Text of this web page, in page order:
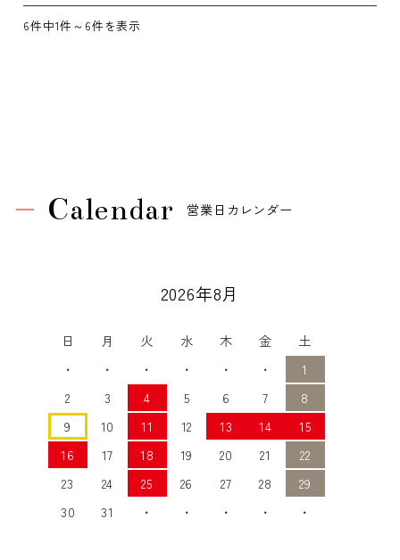
6件中1件～6件を表示
Calendar 営業日カレンダー
2026年8月
日 月 火 水 木 金
土
・
・ ・ ・ ・ ・
1
2
3 4 5 6 7
8
9
10 11 12 13 14
15
16
17 18 19 20 21
22
23
24 25 26 27 28
29
30
31 ・ ・ ・ ・ ・